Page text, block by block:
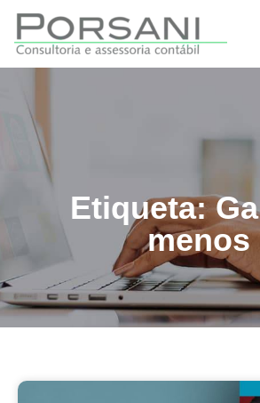
Etiqueta:
menos